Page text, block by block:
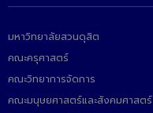
มหาวิทยาลัยสวนดุสิต
คณะครุศาสตร์
คณะวิทยาการจัดการ
คณะมนุษยศาสตร์และสังคมศาสตร์